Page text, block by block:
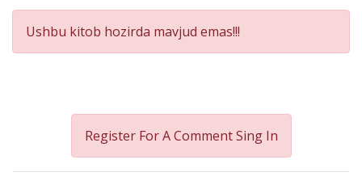
Product
Summery
Ushbu kitob hozirda mavjud emas!!!
Register For A CommentSing In